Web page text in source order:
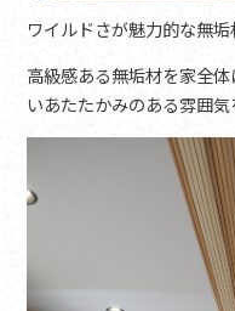
ワイルドさが魅力的な無
高級感ある無垢材を家全
いあたたかみのある雰囲気